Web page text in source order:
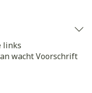
links
wachtVoorschrift